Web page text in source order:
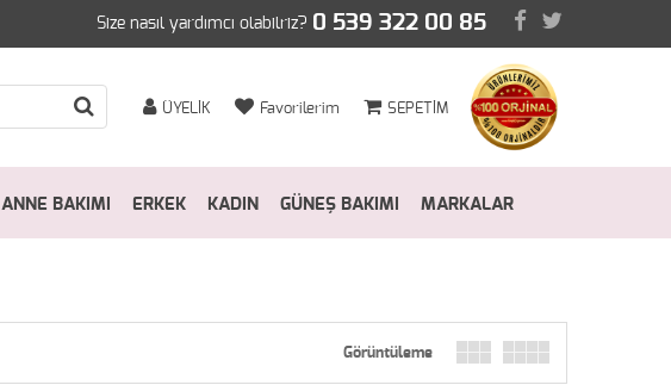
Size nasıl yardımcı olabilriz? 0 539 322 00 85
SEPETİM
Favorilerim
ÜYELİK
ANNE BAKIMI ERKEK KADIN GÜNEŞ BAKIMI MARKALAR